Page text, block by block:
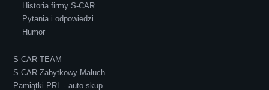
Historia firmy S-CAR
Pytania i odpowiedzi
Humor
S-CAR TEAM
S-CAR Zabytkowy Maluch
Pamiątki PRL - auto skup